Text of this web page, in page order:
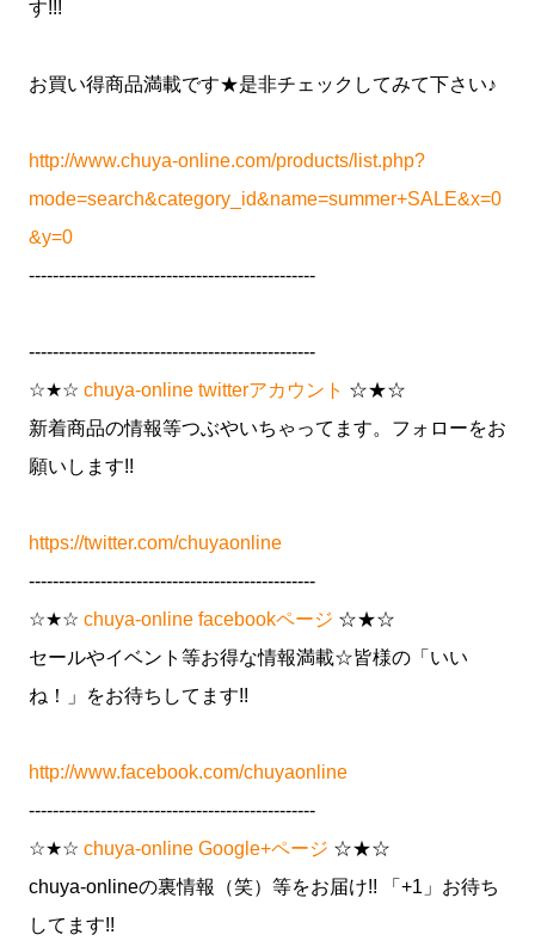
す!!!
お買い得商品満載です★是非チェックしてみて下さい♪
http://www.chuya-online.com/products/list.php?
mode=search&category_id&name=summer+SALE&x=0
&y=0
------------------------------------------------
------------------------------------------------
☆★☆ chuya-online twitterアカウント ☆★☆
新着商品の情報等つぶやいちゃってます。フォローをお
願いします!!
https://twitter.com/chuyaonline
------------------------------------------------
☆★☆ chuya-online facebookページ ☆★☆
セールやイベント等お得な情報満載☆皆様の「いい
ね！」をお待ちしてます!!
http://www.facebook.com/chuyaonline
------------------------------------------------
☆★☆ chuya-online Google+ページ ☆★☆
chuya-onlineの裏情報（笑）等をお届け!! 「+1」お待ち
してます!!